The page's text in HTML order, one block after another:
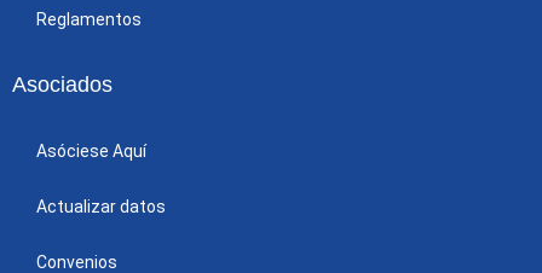
Reglamentos
Asociados
Asóciese Aquí
Actualizar datos
Convenios